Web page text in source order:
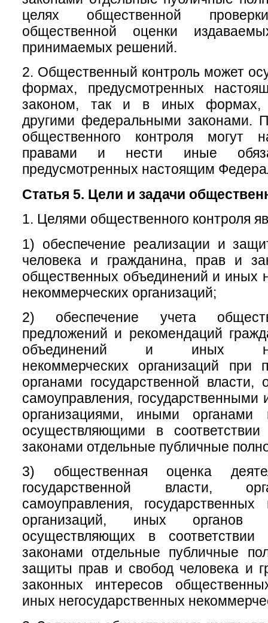
целях общественной
общественной оценки
принимаемых решений.
2. Общественный контроль может
формах, предусмотренных
законом, так и в иных формах,
другими федеральными законами.
общественного контроля могут
правами и нести иные
предусмотренных настоящим
Статья 5. Цели и задачи
1. Целями общественного контроля
1) обеспечение реализации и
человека и гражданина, прав и
общественных объединений и иных
некоммерческих организаций;
2) обеспечение учета
предложений и рекомендаций
объединений и иных
некоммерческих организаций при
органами государственной власти,
самоуправления,
организациями, иными органами
осуществляющими в
законами отдельные публичные
3) общественная оценка
государственной власти,
самоуправления,
организаций, иных органов
осуществляющих в
законами отдельные публичные
защиты прав и свобод человека и
законных интересов
иных негосударственных